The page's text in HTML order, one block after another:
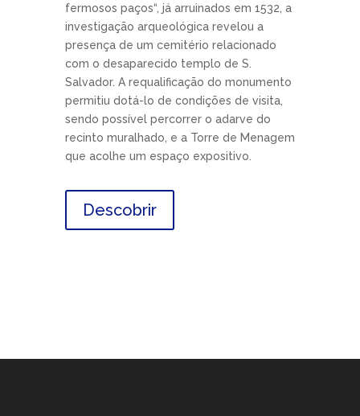
fermosos paços“, já arruinados em 1532, a
investigação arqueológica revelou a
presença de um cemitério relacionado
com o desaparecido templo de S.
Salvador. A requalificação do monumento
permitiu dotá-lo de condições de visita,
sendo possível percorrer o adarve do
recinto muralhado, e a Torre de Menagem
que acolhe um espaço expositivo.
Descobrir